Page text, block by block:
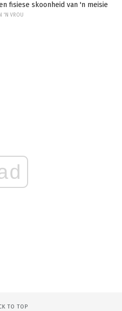
fisiese skoonheid van 'n meisie
'N VROU
TO TOP